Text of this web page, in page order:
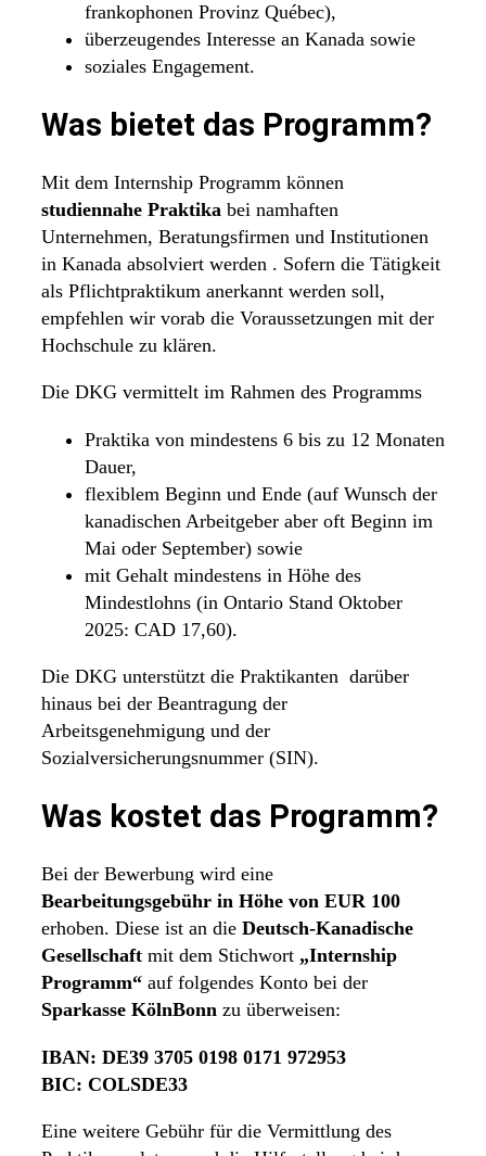
frankophonen Provinz Québec),
überzeugendes Interesse an Kanada sowie
soziales Engagement.
Was bietet das Programm?
Mit dem Internship Programm können
studiennahe Praktika bei namhaften
Unternehmen, Beratungsfirmen und Institutionen
in Kanada absolviert werden . Sofern die Tätigkeit
als Pflichtpraktikum anerkannt werden soll,
empfehlen wir vorab die Voraussetzungen mit der
Hochschule zu klären.
Die DKG vermittelt im Rahmen des Programms
Praktika von mindestens 6 bis zu 12 Monaten
Dauer,
flexiblem Beginn und Ende (auf Wunsch der
kanadischen Arbeitgeber aber oft Beginn im
Mai oder September) sowie
mit Gehalt mindestens in Höhe des
Mindestlohns (in Ontario Stand Oktober
2025: CAD 17,60).
Die DKG unterstützt die Praktikanten darüber
hinaus bei der Beantragung der
Arbeitsgenehmigung und der
Sozialversicherungsnummer (SIN).
Was kostet das Programm?
Bei der Bewerbung wird eine
Bearbeitungsgebühr in Höhe von EUR 100
erhoben. Diese ist an die Deutsch-Kanadische
Gesellschaft mit dem Stichwort „Internship
Programm“ auf folgendes Konto bei der
Sparkasse KölnBonn zu überweisen:
IBAN: DE39 3705 0198 0171 972953
BIC: COLSDE33
Eine weitere Gebühr für die Vermittlung des